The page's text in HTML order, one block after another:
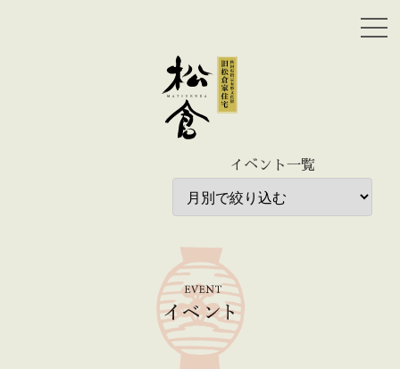
イベント一覧